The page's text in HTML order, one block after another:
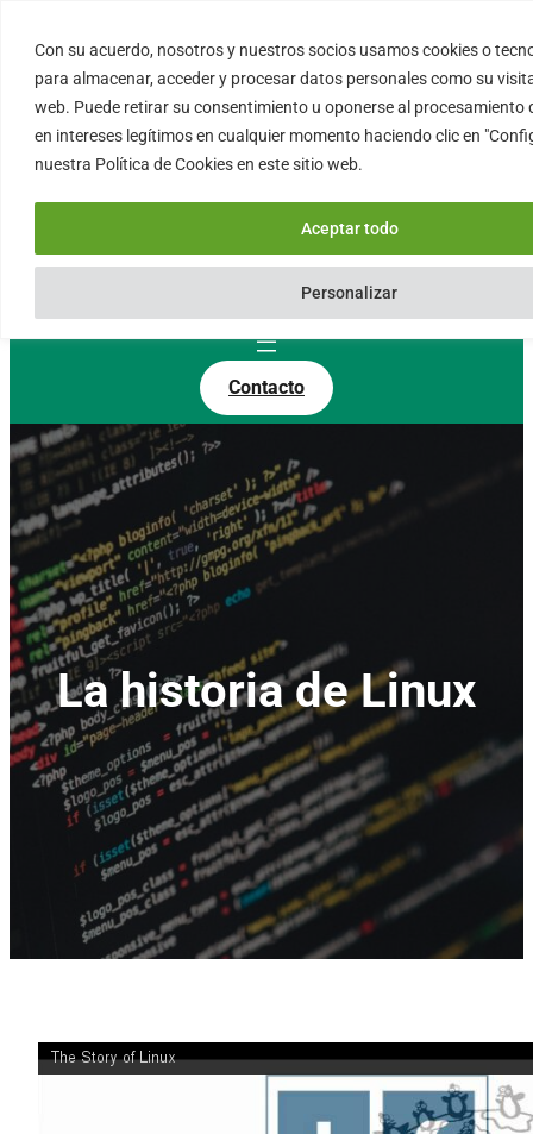
Con su acuerdo, nosotros y nuestros socios usamos cookies o
para almacenar, acceder y procesar datos personales como su
web. Puede retirar su consentimiento u oponerse al procesamiento
en intereses legítimos en cualquier momento haciendo clic en
nuestra Política de Cookies en este sitio web.
Personalizar
Aceptar todo
contenido
FORTINUX.COM
08004 – Barcelona
Cataluña – España
info@fortinux.com
SLA 24 hs. Soporte Online
0034 – 644 79 25 79
Lun – Vie 9:00 AM a 6:00PM
Contacto
La historia de Linux